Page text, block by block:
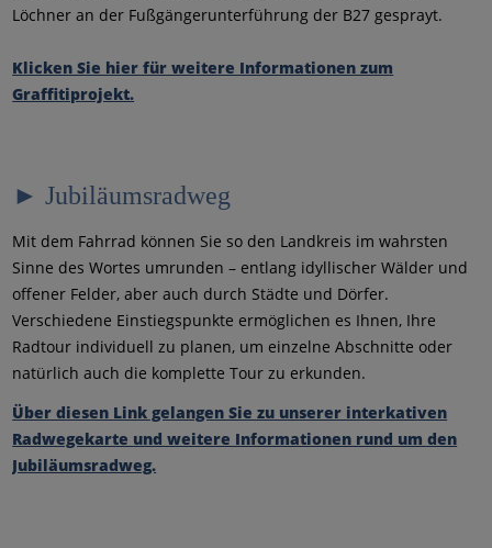
Löchner an der Fußgängerunterführung der B27 gesprayt.
Klicken Sie hier für weitere Informationen zum
Graffitiprojekt.
► Jubiläumsradweg
Mit dem Fahrrad können Sie so den Landkreis im wahrsten
Sinne des Wortes umrunden – entlang idyllischer Wälder und
offener Felder, aber auch durch Städte und Dörfer.
Verschiedene Einstiegspunkte ermöglichen es Ihnen, Ihre
Radtour individuell zu planen, um einzelne Abschnitte oder
natürlich auch die komplette Tour zu erkunden.
Über diesen Link gelangen Sie zu unserer interkativen
Radwegekarte und weitere Informationen rund um den
Jubiläumsradweg.